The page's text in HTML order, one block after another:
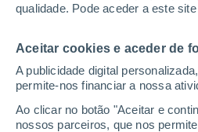
qualidade. Pode aceder a este
Aceitar cookies e aceder de
A publicidade digital
permite-nos financiar a nossa
Ao clicar no botão "Aceitar e
nossos parceiros, que nos
Início Modelos
Modelos